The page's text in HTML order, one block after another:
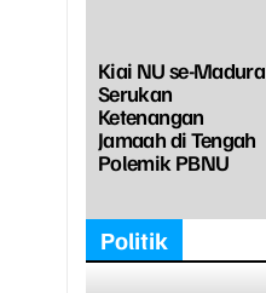
Kiai NU se-Madura
Serukan
Ketenangan
Jamaah di Tengah
Polemik PBNU
Politik